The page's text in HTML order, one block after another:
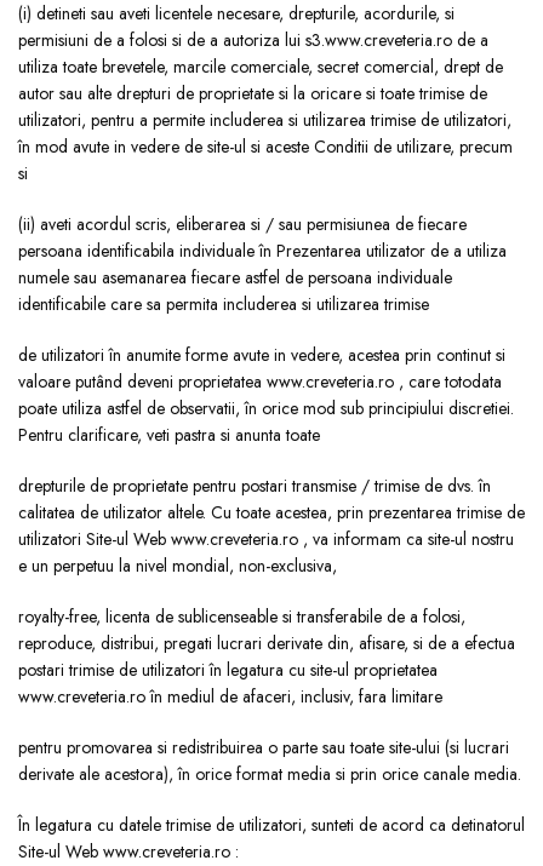
(i) detineti sau aveti licentele necesare, drepturile, acordurile, si
permisiuni de a folosi si de a autoriza lui s3.www.creveteria.ro de a
utiliza toate brevetele, marcile comerciale, secret comercial, drept de
autor sau alte drepturi de proprietate si la oricare si toate trimise de
utilizatori, pentru a permite includerea si utilizarea trimise de utilizatori,
în mod avute in vedere de site-ul si aceste Conditii de utilizare, precum
si
(ii) aveti acordul scris, eliberarea si / sau permisiunea de fiecare
persoana identificabila individuale în Prezentarea utilizator de a utiliza
numele sau asemanarea fiecare astfel de persoana individuale
identificabile care sa permita includerea si utilizarea trimise
de utilizatori în anumite forme avute in vedere, acestea prin continut si
valoare putând deveni proprietatea www.creveteria.ro , care totodata
poate utiliza astfel de observatii, în orice mod sub principiului discretiei.
Pentru clarificare, veti pastra si anunta toate
drepturile de proprietate pentru postari transmise / trimise de dvs. în
calitatea de utilizator altele. Cu toate acestea, prin prezentarea trimise de
utilizatori Site-ul Web www.creveteria.ro , va informam ca site-ul nostru
e un perpetuu la nivel mondial, non-exclusiva,
royalty-free, licenta de sublicenseable si transferabile de a folosi,
reproduce, distribui, pregati lucrari derivate din, afisare, si de a efectua
postari trimise de utilizatori în legatura cu site-ul proprietatea
www.creveteria.ro în mediul de afaceri, inclusiv, fara limitare
pentru promovarea si redistribuirea o parte sau toate site-ului (si lucrari
derivate ale acestora), în orice format media si prin orice canale media.
În legatura cu datele trimise de utilizatori, sunteti de acord ca detinatorul
Site-ul Web www.creveteria.ro :